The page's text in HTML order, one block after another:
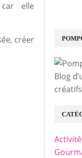
elle
créer
Blog